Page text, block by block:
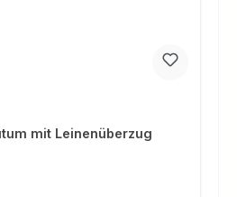
mit Leinenüberzug